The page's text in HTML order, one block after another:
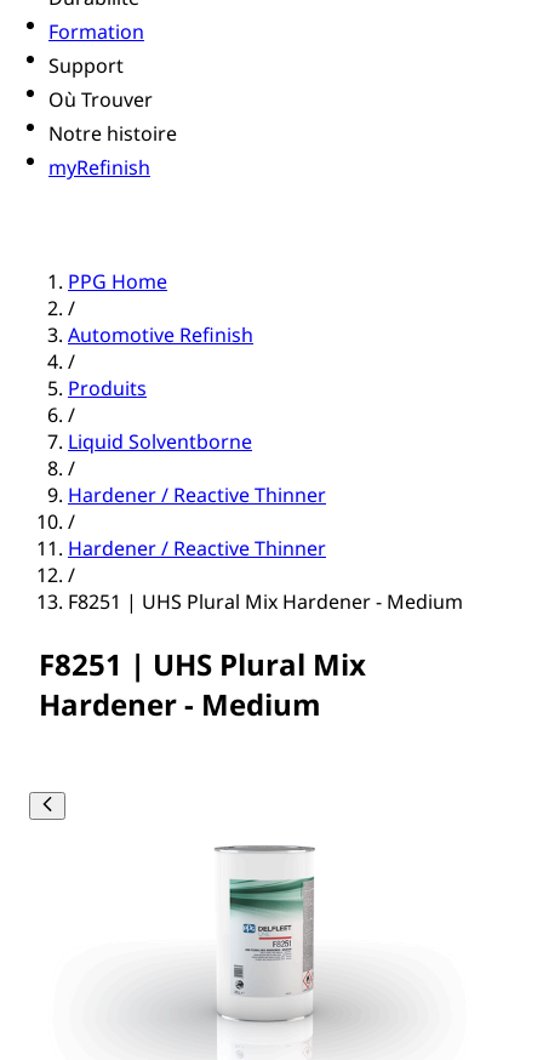
Formation
Support
Où Trouver
Notre histoire
myRefinish
PPG Home
/
Automotive Refinish
/
Produits
/
Liquid Solventborne
/
Hardener / Reactive Thinner
/
Hardener / Reactive Thinner
/
F8251 | UHS Plural Mix Hardener - Medium
F8251 | UHS Plural Mix
Hardener - Medium